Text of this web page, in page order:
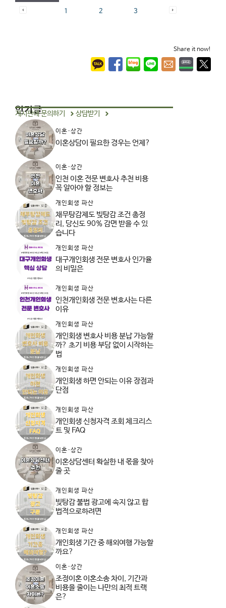
1 2 3
Share it now!
인기글
게시판에 문의하기 상담받기
이혼·상간
이혼상담이 필요한 경우는 언제?
이혼·상간
인천 이혼 전문 변호사 추천 비용
꼭 알아야 할 정보는
개인회생 파산
채무탕감제도 빚탕감 조건 총정
리, 당신도 90% 감면 받을 수 있
습니다
개인회생 파산
대구개인회생 전문 변호사 인가율
의 비밀은
개인회생 파산
인천개인회생 전문 변호사는 다른
이유
개인회생 파산
개인회생 변호사 비용 분납 가능할
까? 초기 비용 부담 없이 시작하는
법
개인회생 파산
개인회생 하면 안되는 이유 장점과
단점
개인회생 파산
개인회생 신청자격 조회 체크리스
트 및 FAQ
이혼·상간
이혼상담센터 확실한 내 몫을 찾아
줄 곳
개인회생 파산
빚탕감 불법 광고에 속지 않고 합
법적으로하려면
개인회생 파산
개인회생 기간 중 해외여행 가능할
까요?
이혼·상간
조정이혼 이혼소송 차이, 기간과
비용을 줄이는 나만의 최적 트랙
은?